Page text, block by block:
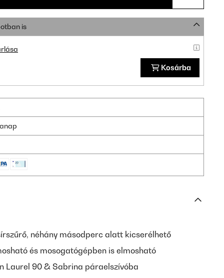
is
Kosárba
néhány másodperc alatt kicserélhető
és mosogatógépben is elmosható
Laurel 90 & Sabrina páraelszívóba